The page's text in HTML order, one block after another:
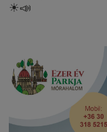
☀📣